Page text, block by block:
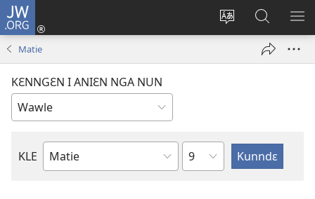
JW.ORG
Kaci
aniɛn'n
Wlu
nun
Kunndɛ
JW.ORG
su
Matie
KƐNNGƐN I ANIƐN NGA NUN
KLE
Biblu'n
Ndɛ
tre